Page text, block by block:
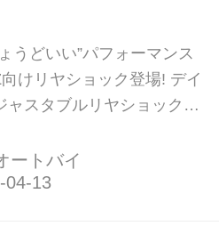
うどいい”パフォーマンス
けリヤショック登場! デイ
ャスタブルリヤショック」
新製品を紹介します。今回
「アジャスタブルリヤショ
ートバイ